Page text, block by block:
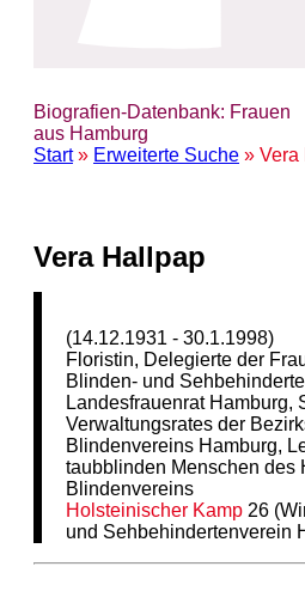
Biografien-Datenbank: Frauen
aus Hamburg
Start» Erweiterte Suche » Vera
Vera Hallpap
(14.12.1931 - 30.1.1998)
Floristin, Delegierte der
Blinden- und
Landesfrauenrat Hamburg,
Verwaltungsrates der
Blindenvereins Hamburg,
taubblinden Menschen des
Blindenvereins
Holsteinischer Kamp 26
und Sehbehindertenverein